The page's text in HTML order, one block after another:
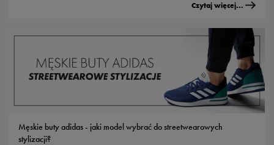
Czytaj więcej...
Męskie buty adidas - jaki model wybrać do streetwearowych
stylizacji?